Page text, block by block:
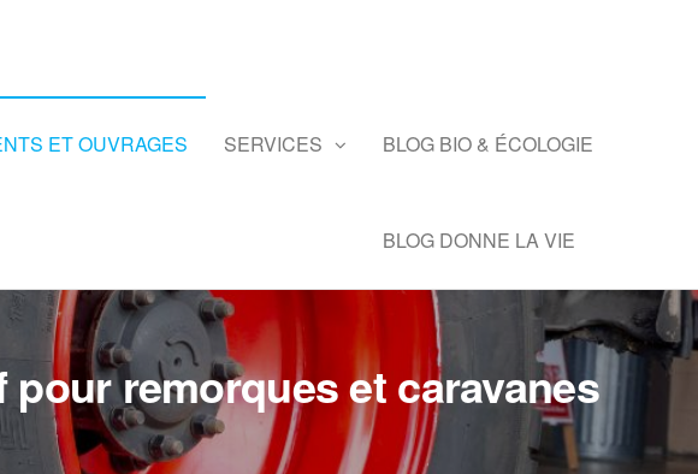
ET OUVRAGES SERVICES BLOG BIO & ÉCOLOGIE
BLOG DONNE LA VIE
remorques et caravanes